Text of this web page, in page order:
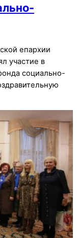
епархии
участие в
социально-